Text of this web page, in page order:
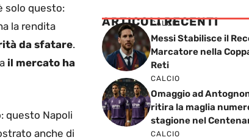
solo questo:
la rendita
da sfatare.
il mercato ha
questo Napoli
anche di
ARTICOLI RECENTI
CALCIO
Messi Stabilisce il
Marcatore nella
Reti
CALCIO
Omaggio ad
ritira la maglia
stagione nel
CALCIO